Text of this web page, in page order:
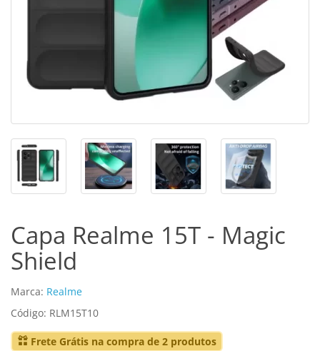
Capa Realme 15T - Magic
Shield
Marca: Realme
Código: RLM15T10
Frete Grátis na compra de 2 produtos